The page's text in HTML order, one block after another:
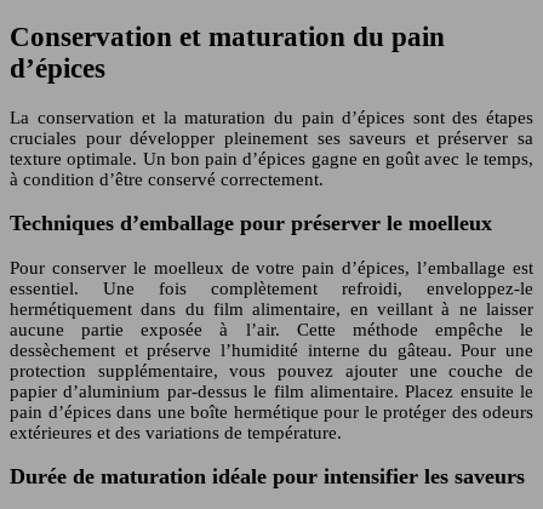
Conservation et maturation du pain
d’épices
La conservation et la maturation du pain d’épices sont des étapes
cruciales pour développer pleinement ses saveurs et préserver sa
texture optimale. Un bon pain d’épices gagne en goût avec le temps,
à condition d’être conservé correctement.
Techniques d’emballage pour préserver le moelleux
Pour conserver le moelleux de votre pain d’épices, l’emballage est
essentiel. Une fois complètement refroidi, enveloppez-le
hermétiquement dans du film alimentaire, en veillant à ne laisser
aucune partie exposée à l’air. Cette méthode empêche le
dessèchement et préserve l’humidité interne du gâteau. Pour une
protection supplémentaire, vous pouvez ajouter une couche de
papier d’aluminium par-dessus le film alimentaire. Placez ensuite le
pain d’épices dans une boîte hermétique pour le protéger des odeurs
extérieures et des variations de température.
Durée de maturation idéale pour intensifier les saveurs